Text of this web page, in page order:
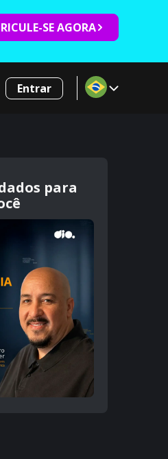
SE AGORA
Entrar
para